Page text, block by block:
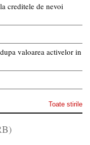
creditele de nevoi
valoarea activelor in
Toate stirile